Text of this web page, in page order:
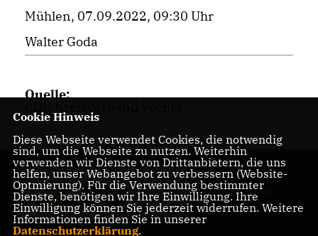
Mühlen, 07.09.2022, 09:30 Uhr
Walter Goda
Quelle:
Homepage des CDU
Stadtverbandes
Damme
Cookie Hinweis
Diese Webseite verwendet Cookies, die notwendig
sind, um die Webseite zu nutzen. Weiterhin
verwenden wir Dienste von Drittanbietern, die uns
helfen, unser Webangebot zu verbessern (Website-
Optmierung). Für die Verwendung bestimmter
Dienste, benötigen wir Ihre Einwilligung. Ihre
Einwilligung können Sie jederzeit widerrufen. Weitere
Informationen finden Sie in unserer
Datenschutzerklärung.